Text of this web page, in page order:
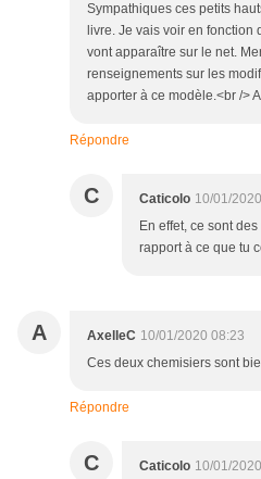
Sympathiques ces petits
livre. Je vais voir en
vont apparaître sur le net.
renseignements sur les
apporter à ce modèle.<br />
Répondre
C Caticolo 10/01/
En effet, ce sont
rapport à ce que tu
A AxelleC 10/01/2020 08:23
Ces deux chemisiers sont
Répondre
C Caticolo 10/01/